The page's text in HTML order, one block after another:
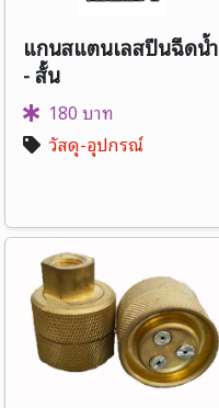
แกนสแตนเลสปืนฉีดน้ำ
- สั้น
180 บาท
วัสดุ-อุปกรณ์